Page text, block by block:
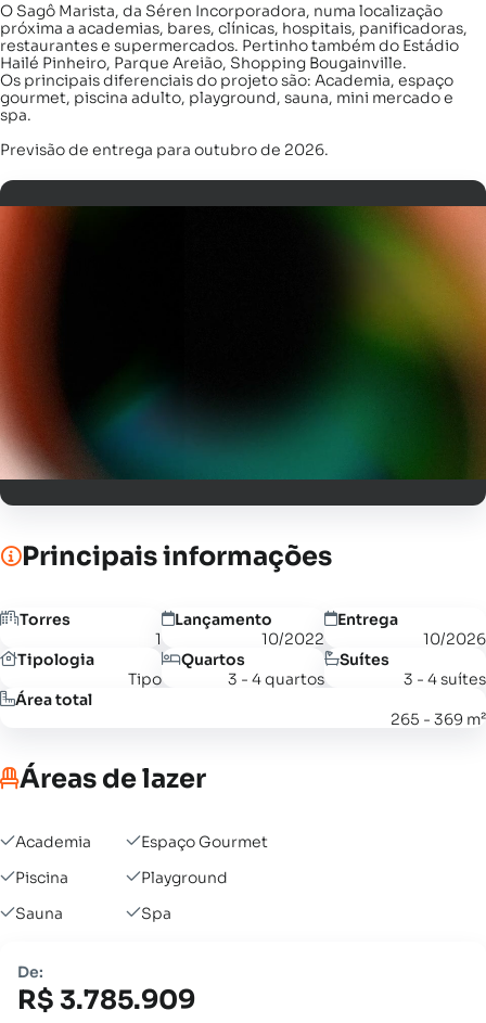
O Sagô Marista, da Séren Incorporadora, numa localização
próxima a academias, bares, clínicas, hospitais, panificadoras,
restaurantes e supermercados. Pertinho também do Estádio
Hailé Pinheiro, Parque Areião, Shopping Bougainville.
Os principais diferenciais do projeto são: Academia, espaço
gourmet, piscina adulto, playground, sauna, mini mercado e
spa.
Previsão de entrega para outubro de 2026.
Principais informações
Torres
1
Lançamento
10/2022
Entrega
10/2026
Tipologia
Tipo
Quartos
3 - 4 quartos
Suítes
3 - 4 suítes
Área total
265 - 369 m²
Áreas de lazer
Academia
Espaço Gourmet
Piscina
Playground
Sauna
Spa
De:
R$ 3.785.909